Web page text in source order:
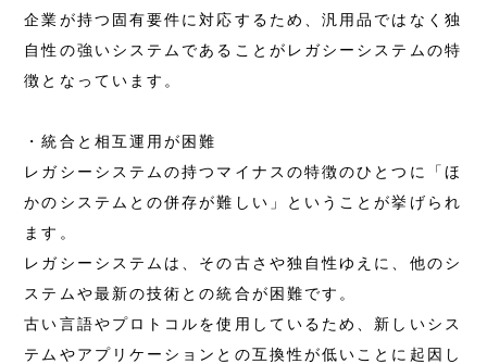
企業が持つ固有要件に対応するため、汎用品ではなく独
自性の強いシステムであることがレガシーシステムの特
徴となっています。
・統合と相互運用が困難
レガシーシステムの持つマイナスの特徴のひとつに「ほ
かのシステムとの併存が難しい」ということが挙げられ
ます。
レガシーシステムは、その古さや独自性ゆえに、他のシ
ステムや最新の技術との統合が困難です。
古い言語やプロトコルを使用しているため、新しいシス
テムやアプリケーションとの互換性が低いことに起因し